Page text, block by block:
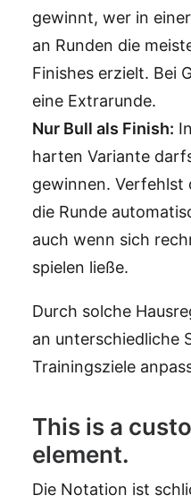
gewinnt, wer in
an Runden die
Finishes erzielt. Bei
eine Extrarunde.
Nur Bull als Finish:
harten Variante
gewinnen. Verfehlst
die Runde
auch wenn sich
spielen ließe.
Durch solche
an unterschiedliche
Trainingsziele
This is a
element.
Die Notation ist